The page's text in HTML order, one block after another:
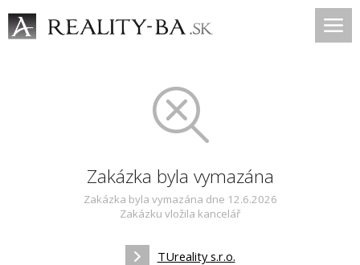
Zakázka byla vymazána
Zakázka byla vymazána dne 12.6.2026
Zakázku vložila kancelář
TUreality s.r.o.